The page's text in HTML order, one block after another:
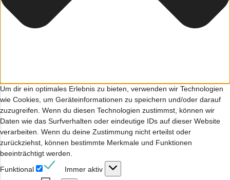
Um dir ein optimales Erlebnis zu bieten, verwenden wir Technologien
wie Cookies, um Geräteinformationen zu speichern und/oder darauf
zuzugreifen. Wenn du diesen Technologien zustimmst, können wir
Daten wie das Surfverhalten oder eindeutige IDs auf dieser Website
verarbeiten. Wenn du deine Zustimmung nicht erteilst oder
zurückziehst, können bestimmte Merkmale und Funktionen
beeinträchtigt werden.
Funktional
Immer aktiv